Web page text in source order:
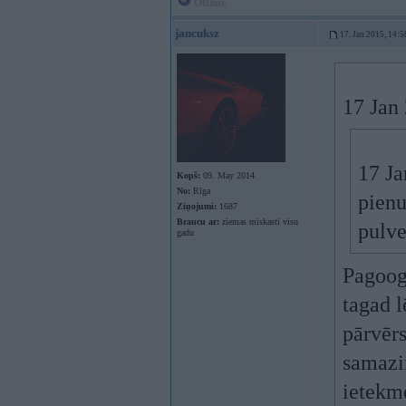
jancuksz 17. Jan 2015,
Kopš: 09. May 2014
No: Rīga
Ziņojumi: 1687
Braucu ar: ziemas miskasti visu
gadu
17
17
tagad